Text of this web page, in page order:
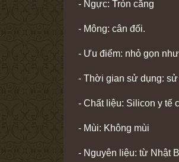
- Ngực: Tròn căng
- Mông: cân đối.
- Ưu điểm: nhỏ gọn
- Thời gian sử dụng:
- Chất liệu: Silicon y tế
- Mùi: Không mùi
- Nguyên liệu: từ Nhật